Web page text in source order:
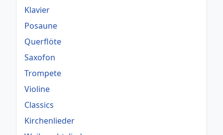
Klavier
Posaune
Querflöte
Saxofon
Trompete
Violine
Classics
Kirchenlieder